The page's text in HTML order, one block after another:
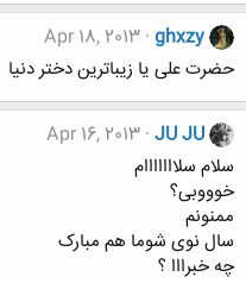
ghxzy
Apr 18, 2013
حضرت علی یا زیباترین دختر دنیا
JU JU
Apr 16, 2013
سلام سلااااااام
خوووبی؟
ممنونم
سال نوی شوما هم مبارک
چه خبرااا ؟